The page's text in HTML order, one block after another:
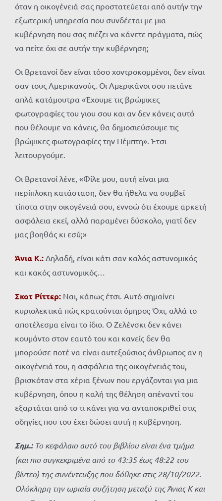
όταν η οικογένειά σας προστατεύεται από αυτήν την
εξωτερική υπηρεσία που συνδέεται με μια
κυβέρνηση που σας πιέζει να κάνετε πράγματα, πώς
να πείτε όχι σε αυτήν την κυβέρνηση;
Οι Βρετανοί δεν είναι τόσο χοντροκομμένοι, δεν είναι
σαν τους Αμερικανούς. Οι Αμερικάνοι σου πετάνε
απλά κατάμουτρα «Έχουμε τις βρώμικες
φωτογραφίες του γιου σου και αν δεν κάνεις αυτό
που θέλουμε να κάνεις, θα δημοσιεύσουμε τις
βρώμικες φωτογραφίες την Πέμπτη». Έτσι
λειτουργούμε.
Οι Βρετανοί λένε, «Φίλε μου, αυτή είναι μια
περίπλοκη κατάσταση, δεν θα ήθελα να συμβεί
τίποτα στην οικογένειά σου, εννοώ ότι έχουμε αρκετή
ασφάλεια εκεί, αλλά παραμένει δύσκολο, γιατί δεν
μας βοηθάς κι εσύ;»
Άνια Κ.: Δηλαδή, είναι κάτι σαν καλός αστυνομικός
και κακός αστυνομικός…
Σκοτ Ρίττερ: Ναι, κάπως έτσι. Αυτό σημαίνει
κυριολεκτικά πώς κρατούνται όμηροι; Όχι, αλλά το
αποτέλεσμα είναι το ίδιο. Ο Ζελένσκι δεν κάνει
κουμάντο στον εαυτό του και κανείς δεν θα
μπορούσε ποτέ να είναι αυτεξούσιος άνθρωπος αν η
οικογένειά του, η ασφάλεια της οικογένειάς του,
βρισκόταν στα χέρια ξένων που εργάζονται για μια
κυβέρνηση, όπου η καλή της θέληση απέναντί ​​του
εξαρτάται από το τι κάνει για να ανταποκριθεί στις
οδηγίες που του έχει δώσει αυτή η κυβέρνηση.
Σημ.:Το κεφάλαιο αυτό του βιβλίου είναι ένα τμήμα
(και πιο συγκεκριμένα από το43:35 έως48:22 του
βίντεο) της συνέντευξης που δόθηκε στις 28/10/2022.
Ολόκληρη την ωριαία συζήτηση μεταξύ της Άνιας Κ και